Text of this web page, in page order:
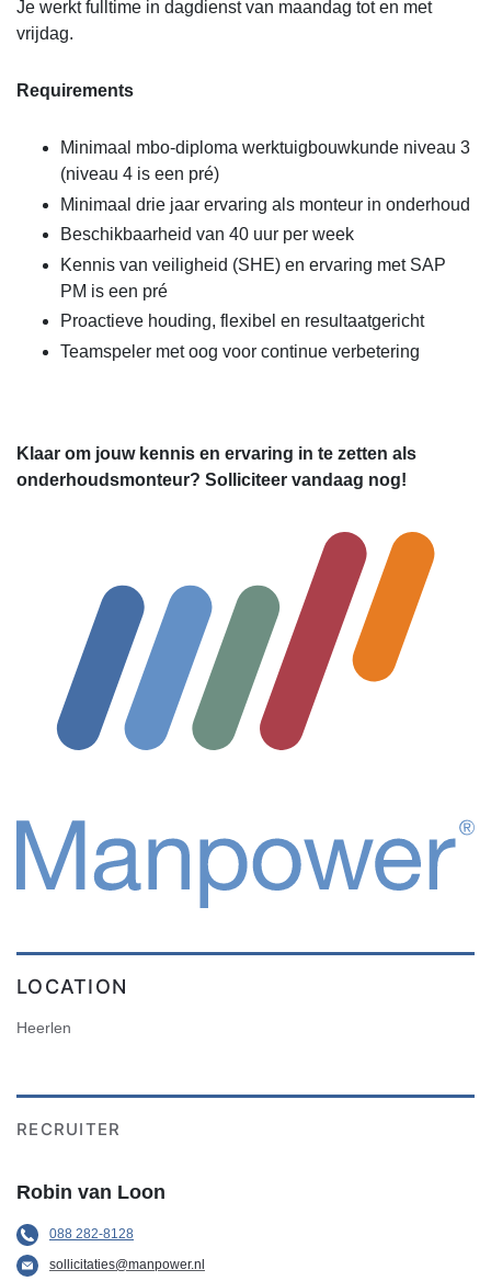
Je werkt fulltime in dagdienst van maandag tot en met
vrijdag.
Requirements
Minimaal mbo-diploma werktuigbouwkunde niveau 3
(niveau 4 is een pré)
Minimaal drie jaar ervaring als monteur in onderhoud
Beschikbaarheid van 40 uur per week
Kennis van veiligheid (SHE) en ervaring met SAP
PM is een pré
Proactieve houding, flexibel en resultaatgericht
Teamspeler met oog voor continue verbetering
Klaar om jouw kennis en ervaring in te zetten als
onderhoudsmonteur? Solliciteer vandaag nog!
LOCATION
Heerlen
RECRUITER
Robin van Loon
088 282-8128
sollicitaties@manpower.nl